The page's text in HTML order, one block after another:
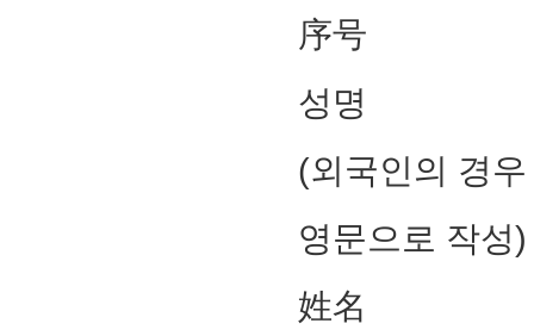
序号
성명
(외국인의 경우
영문으로 작성)
姓名